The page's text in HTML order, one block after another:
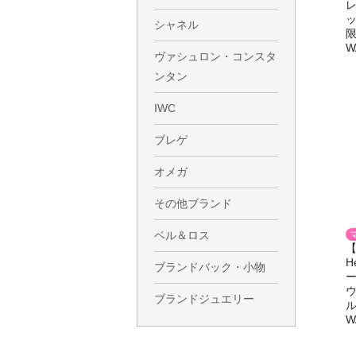
シャネル
ヴァシュロン・コンスタ
ンタン
IWC
ブレゲ
オメガ
その他ブランド
ベル＆ロス
ブランドバック・小物
ブランドジュエリー